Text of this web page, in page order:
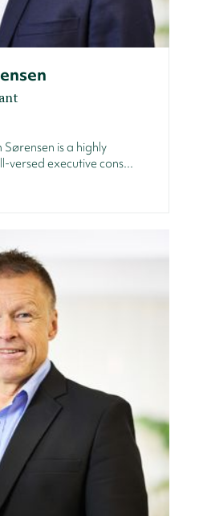
is a highly
versed executive cons...